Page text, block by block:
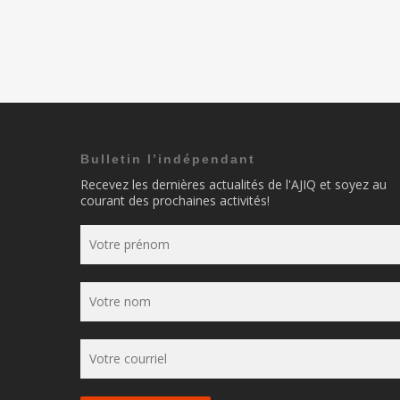
Bulletin l’indépendant
Recevez les dernières actualités de l'AJIQ et soyez au
courant des prochaines activités!